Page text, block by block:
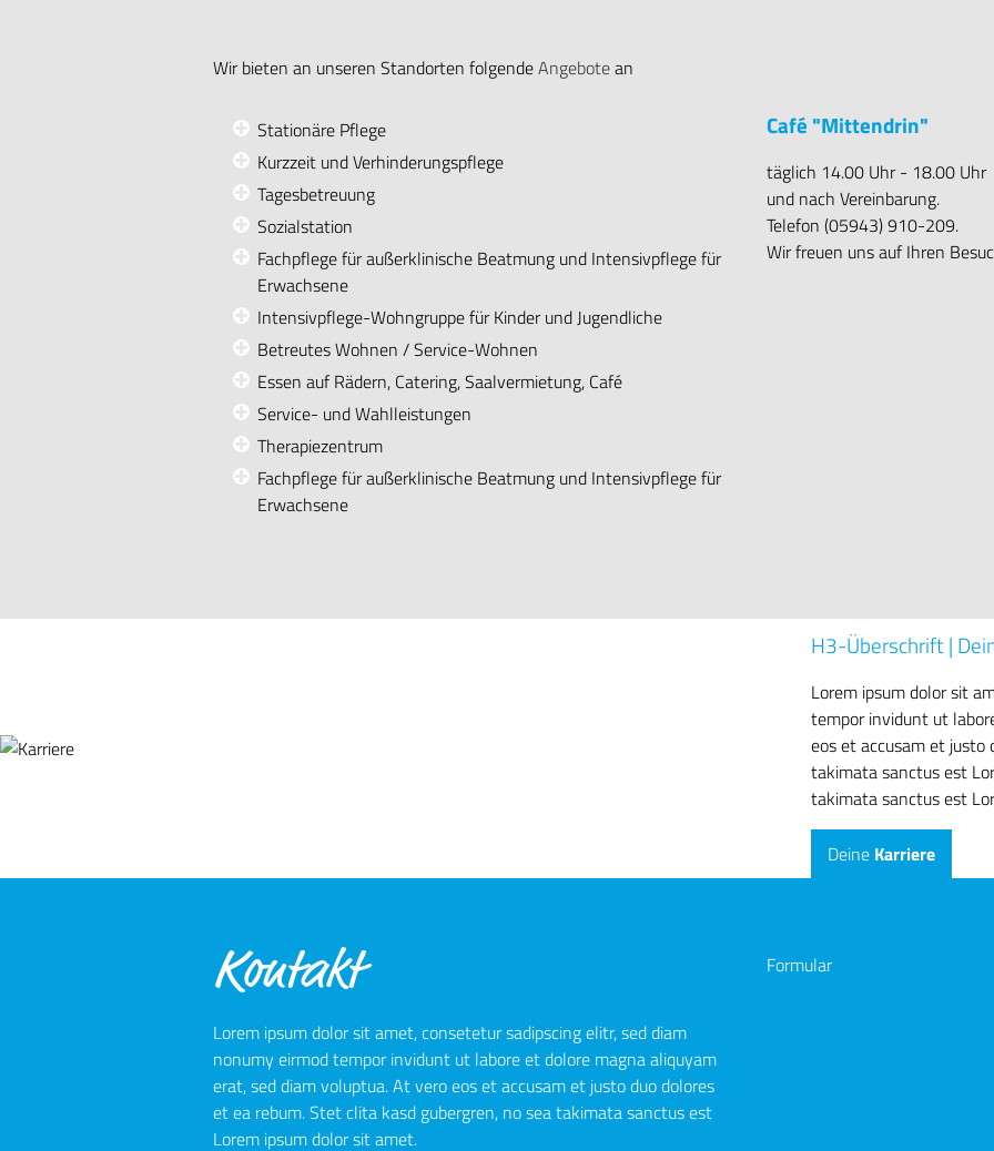
Wir bieten an unseren Standorten folgendeAngebotean
Stationäre Pflege
Kurzzeit und Verhinderungspflege
Tagesbetreuung
Sozialstation
Fachpflege für außerklinische Beatmung und Intensivpflege für
Erwachsene
Intensivpflege-Wohngruppe für Kinder und Jugendliche
Betreutes Wohnen / Service-Wohnen
Essen auf Rädern, Catering, Saalvermietung, Café
Service- und Wahlleistungen
Therapiezentrum
Fachpflege für außerklinische Beatmung und Intensivpflege für
Erwachsene
Café "Mittendrin"
täglich 14.00 Uhr - 18.00 Uhr
und nach Vereinbarung.
Telefon (05943) 910-209.
Wir freuen uns auf Ihren
H3-Überschrift |
Lorem ipsum dolor sit
tempor invidunt ut
eos et accusam et justo
takimata sanctus est
takimata sanctus est
Deine Karriere
Kontakt
Lorem ipsum dolor sit amet, consetetur sadipscing elitr, sed diam
nonumy eirmod tempor invidunt ut labore et dolore magna aliquyam
erat, sed diam voluptua. At vero eos et accusam et justo duo dolores
et ea rebum. Stet clita kasd gubergren, no sea takimata sanctus est
Lorem ipsum dolor sit amet.
Formular